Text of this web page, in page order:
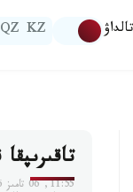
تالداۋ KZ
QZ
11:55, 06 تامىز 2026